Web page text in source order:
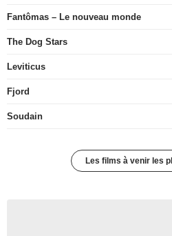
Fantômas – Le nouveau monde
The Dog Stars
Leviticus
Fjord
Soudain
Les films à venir les